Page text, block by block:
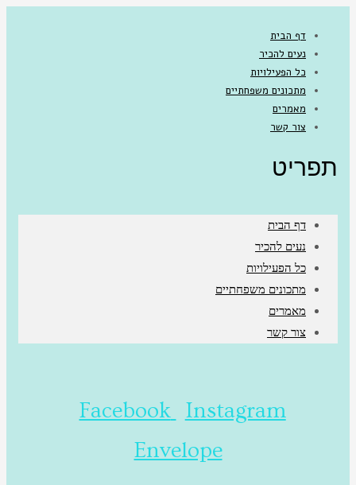
דף הבית
נעים להכיר
כל הפעילויות
מתכונים משפחתיים
מאמרים
צור קשר
תפריט
דף הבית
נעים להכיר
כל הפעילויות
מתכונים משפחתיים
מאמרים
צור קשר
Facebook
Instagram
Envelope